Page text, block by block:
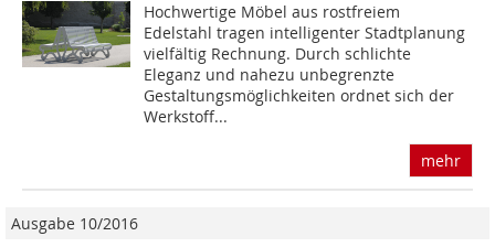
Hochwertige Möbel aus rostfreiem
Edelstahl tragen intelligenter Stadtplanung
vielfältig Rechnung. Durch schlichte
Eleganz und nahezu unbegrenzte
Gestaltungsmöglichkeiten ordnet sich der
Werkstoff...
mehr
Ausgabe 10/2016